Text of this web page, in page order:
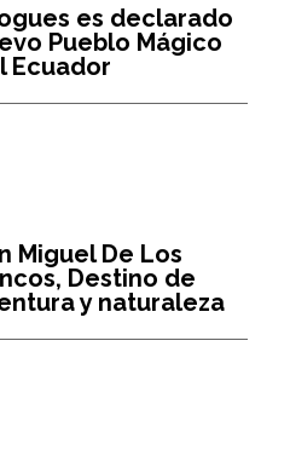
es declarado
Pueblo Mágico
Ecuador
Miguel De Los
Destino de
y naturaleza